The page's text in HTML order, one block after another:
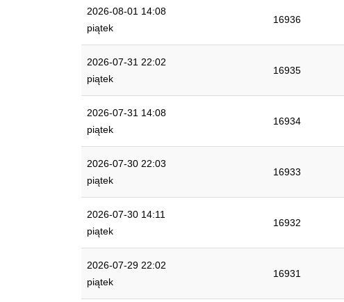
2026-08-01 14:08
piątek
16936
2026-07-31 22:02
piątek
16935
2026-07-31 14:08
piątek
16934
2026-07-30 22:03
piątek
16933
2026-07-30 14:11
piątek
16932
2026-07-29 22:02
piątek
16931